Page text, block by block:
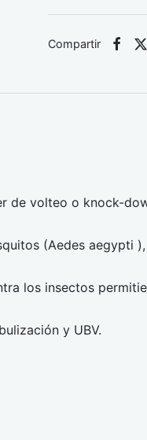
Compartir
de volteo o knock-
(Aedes aegypti
los insectos
y UBV.